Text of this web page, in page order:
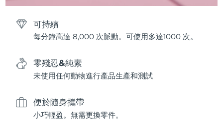
可持續
每分鐘高達 8,000 次脈動。可使用多達1000 次。
零殘忍&純素
未使用任何動物進行產品生產和測試
便於隨身攜帶
小巧輕盈。無需更換零件。